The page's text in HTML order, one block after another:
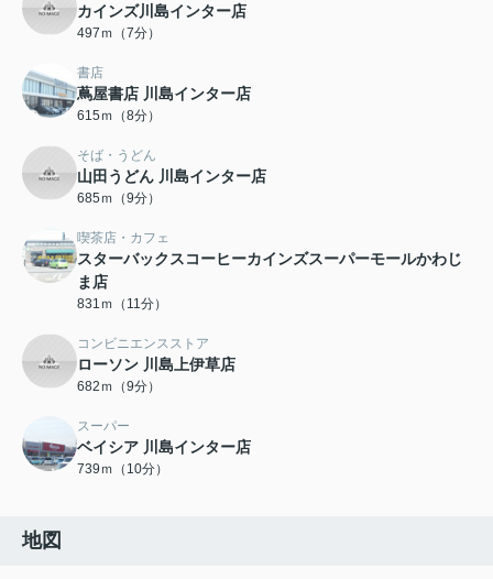
カインズ川島インター店
497ｍ（7分）
書店
蔦屋書店 川島インター店
615ｍ（8分）
そば・うどん
山田うどん 川島インター店
685ｍ（9分）
喫茶店・カフェ
スターバックスコーヒーカインズスーパーモールかわじ
ま店
831ｍ（11分）
コンビニエンスストア
ローソン 川島上伊草店
682ｍ（9分）
スーパー
ベイシア 川島インター店
739ｍ（10分）
地図